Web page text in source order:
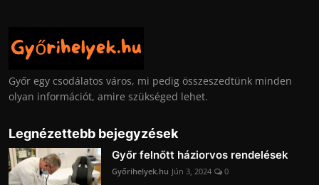
Győr egy csodálatos város, mi pedig összeszedtünk minden
olyan információt, amire szükséged lehet.
Legnézettebb bejegyzések
Győr felnőtt háziorvos rendelések
Győrihelyek.hu Jún 3, 2024 0